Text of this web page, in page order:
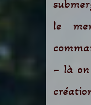
le
– là